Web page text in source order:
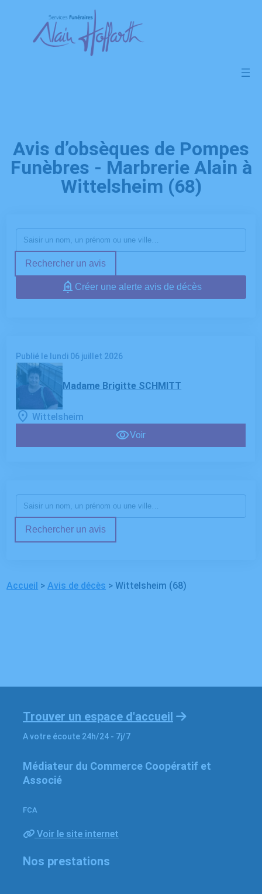
Avis d’obsèques de Pompes
Funèbres - Marbrerie Alain à
Wittelsheim (68)
Rechercher un avis
Créer une alerte avis de décès
Publié le lundi 06 juillet 2026
Madame Brigitte SCHMITT
Wittelsheim
Voir
Rechercher un avis
Accueil > Avis de décès >Wittelsheim (68)
Trouver un espace d'accueil
A votre écoute 24h/24 - 7j/7
Médiateur du Commerce Coopératif et
Associé
FCA
Voir le site internet
Nos prestations